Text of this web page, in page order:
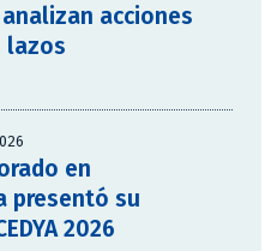
analizan acciones
lazos
en
presentó su
2026